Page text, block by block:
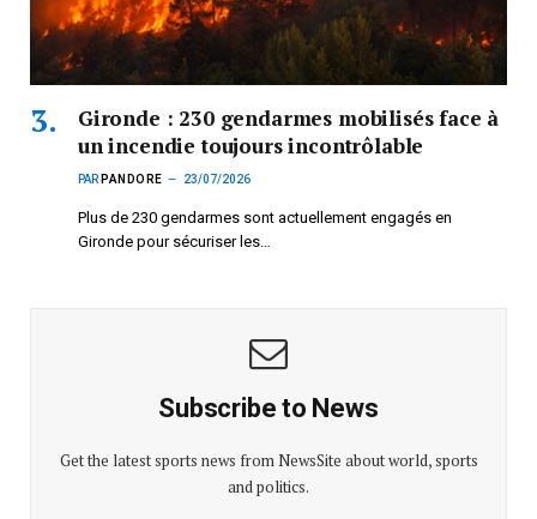
Gironde : 230 gendarmes mobilisés face à
un incendie toujours incontrôlable
PAR PANDORE 23/07/2026
Plus de 230 gendarmes sont actuellement engagés en
Gironde pour sécuriser les…
Subscribe to News
Get the latest sports news from NewsSite about world, sports
and politics.